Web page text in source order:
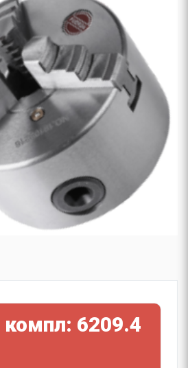
компл: 6209.4